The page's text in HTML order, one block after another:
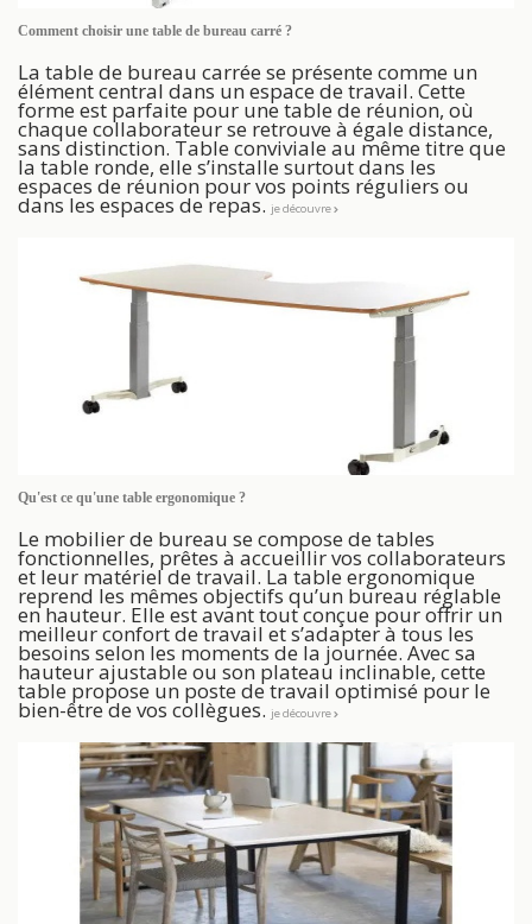
Comment choisir une table de bureau carré ?
La table de bureau carrée se présente comme un
élément central dans un espace de travail. Cette
forme est parfaite pour une table de réunion, où
chaque collaborateur se retrouve à égale distance,
sans distinction. Table conviviale au même titre que
la table ronde, elle s’installe surtout dans les
espaces de réunion pour vos points réguliers ou
dans les espaces de repas. je découvre
Qu'est ce qu'une table ergonomique ?
Le mobilier de bureau se compose de tables
fonctionnelles, prêtes à accueillir vos collaborateurs
et leur matériel de travail. La table ergonomique
reprend les mêmes objectifs qu’un bureau réglable
en hauteur. Elle est avant tout conçue pour offrir un
meilleur confort de travail et s’adapter à tous les
besoins selon les moments de la journée. Avec sa
hauteur ajustable ou son plateau inclinable, cette
table propose un poste de travail optimisé pour le
bien-être de vos collègues. je découvre